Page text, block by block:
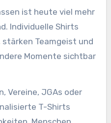
ist heute viel mehr
Individuelle Shirts
Teamgeist und
Momente sichtbar
Vereine, JGAs oder
T-Shirts